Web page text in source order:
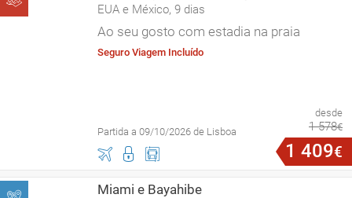
EUA e México, 9 dias
Ao seu gosto com estadia na praia
Seguro Viagem Incluído
Partida a 09/10/2026 de Lisboa
desde
1 578€
1 409€
Miami e Bayahibe